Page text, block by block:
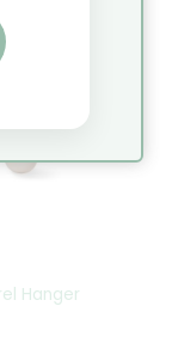
Toevoegen
verlanglijst
Hanger